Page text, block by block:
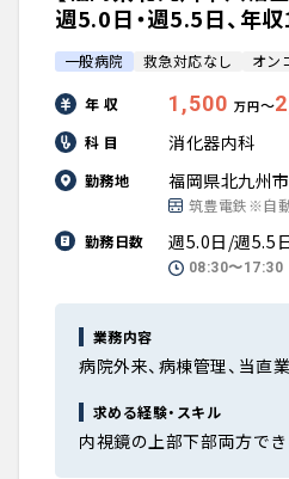
週5.0日・週5.5日、年
一般病院 救急対応なし オン
年 収 1,500 万円〜
科 目 消化器内科
勤務地 福岡県北九州
筑豊電鉄※自
勤務日数
週5.0日/週5.5
08:30〜17:30
業務内容
病院外来、病棟管理、当直
求める経験・スキル
内視鏡の上部下部両方で